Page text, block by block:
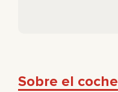
Sobre el coche